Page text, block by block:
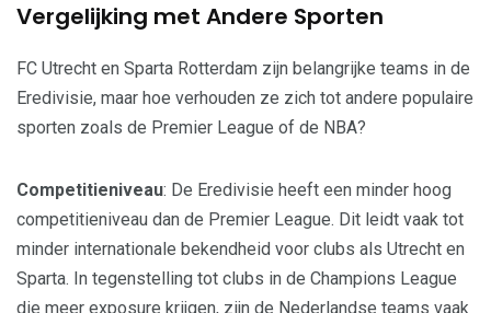
Vergelijking met Andere Sporten
FC Utrecht en Sparta Rotterdam zijn belangrijke teams in de
Eredivisie, maar hoe verhouden ze zich tot andere populaire
sporten zoals de Premier League of de NBA?
Competitieniveau: De Eredivisie heeft een minder hoog
competitieniveau dan de Premier League. Dit leidt vaak tot
minder internationale bekendheid voor clubs als Utrecht en
Sparta. In tegenstelling tot clubs in de Champions League
die meer exposure krijgen, zijn de Nederlandse teams vaak